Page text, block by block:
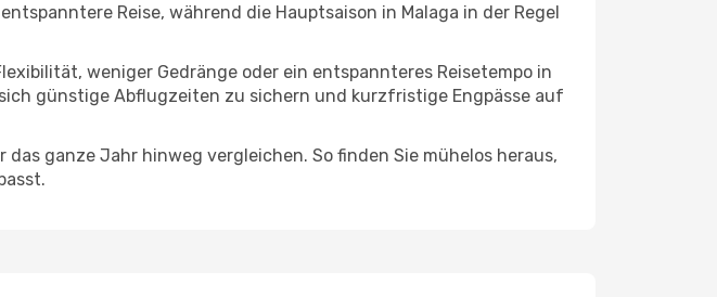
Reise, während die Hauptsaison in Malaga in der Regel
weniger Gedränge oder ein entspannteres Reisetempo in
günstige Abflugzeiten zu sichern und kurzfristige Engpässe auf
ganze Jahr hinweg vergleichen. So finden Sie mühelos heraus,